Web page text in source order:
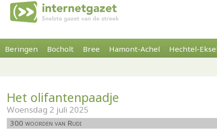
Beringen Bocholt Bree Hamont-Achel Hechtel-
Het olifantenpaadje
Woensdag 2 juli 2025
300 woorden van Rudi